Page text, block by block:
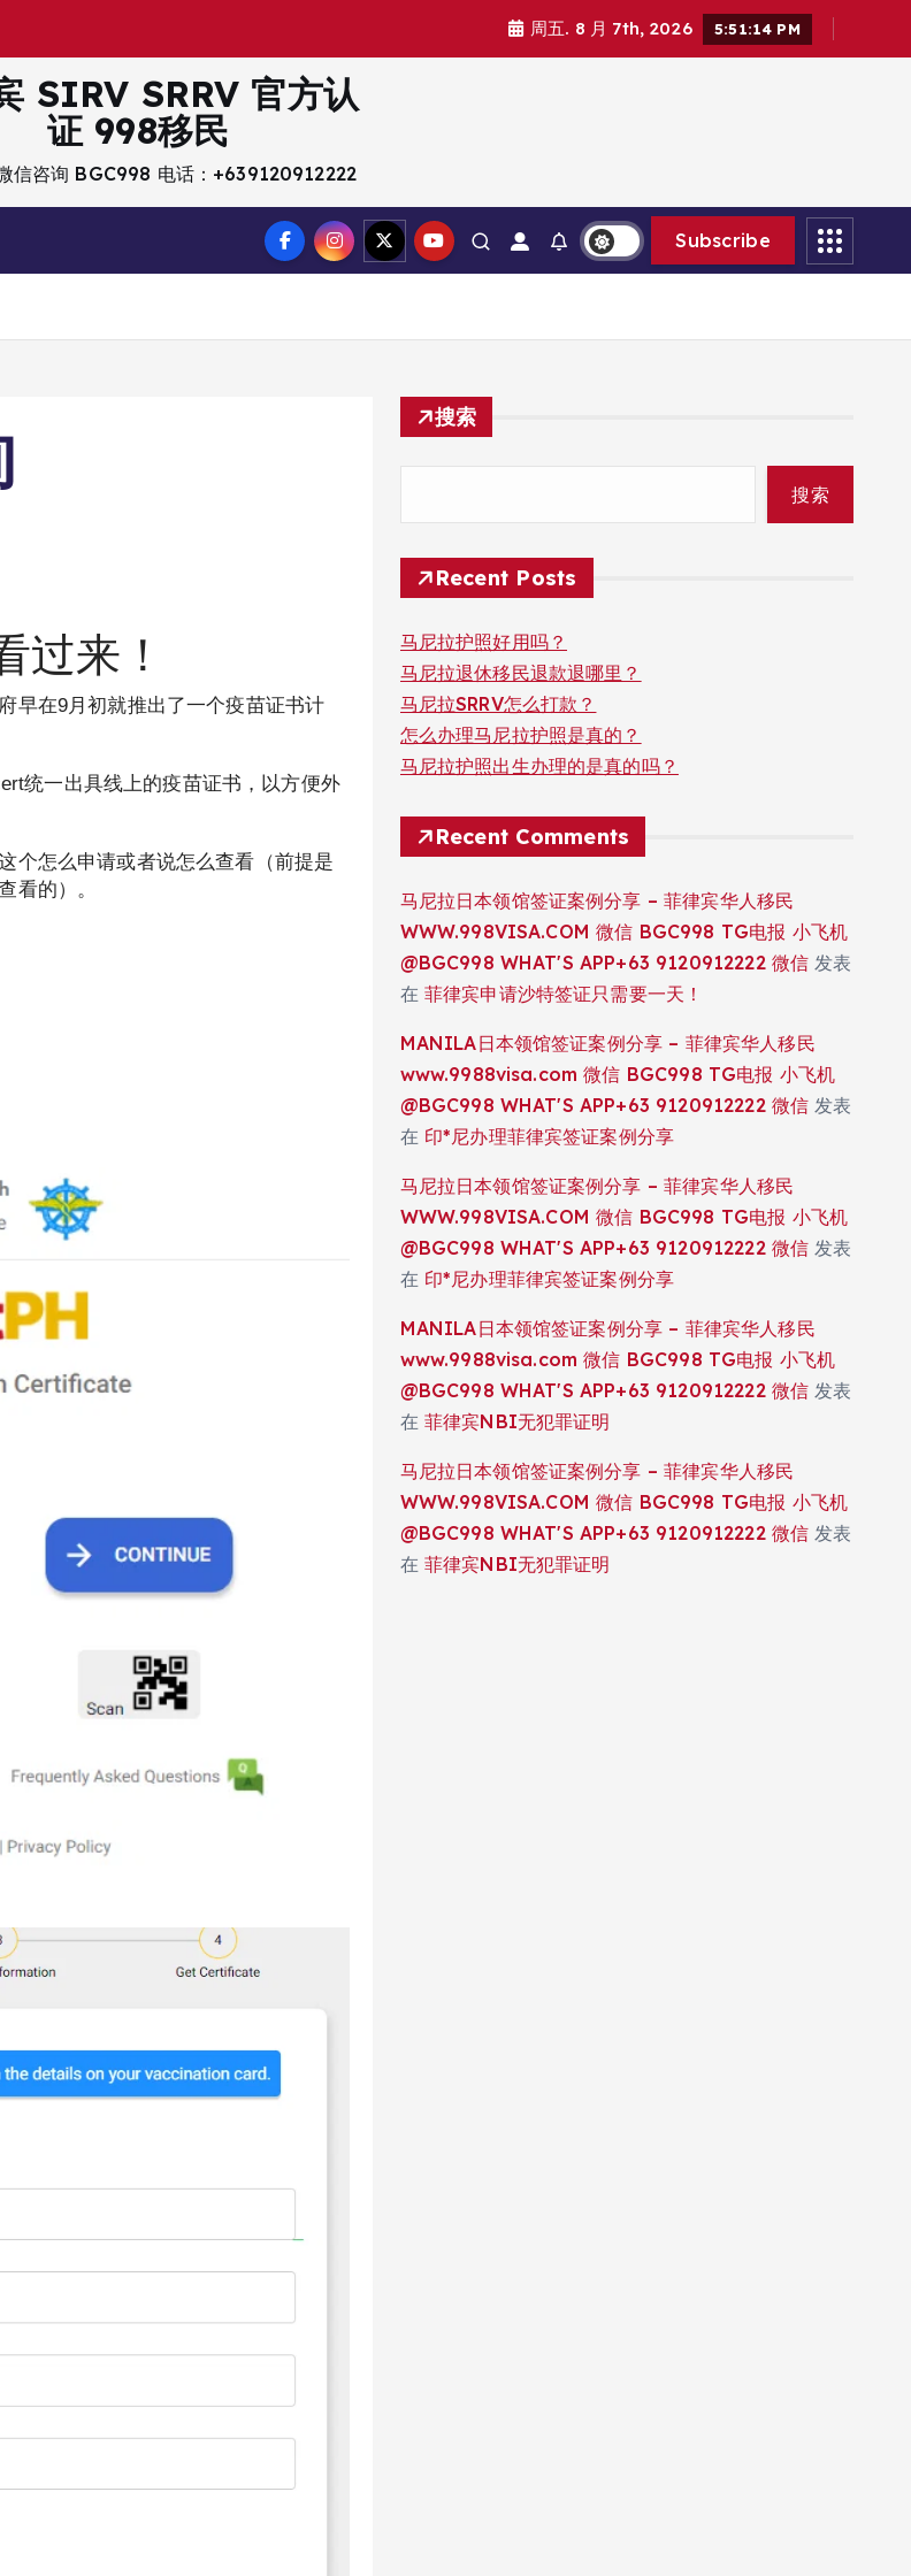
周五. 8 月 7th, 2026 5:51:15 PM
证 998移民
信咨询 BGC998 电话：+639120912222
Subscribe
过来！
早在9月初就推出了一个疫苗证书计
统一出具线上的疫苗证书，以方便外
个怎么申请或者说怎么查看（前提是
看的）。
搜索
搜索
Recent Posts
马尼拉护照好用吗？
马尼拉退休移民退款退哪里？
马尼拉SRRV怎么打款？
怎么办理马尼拉护照是真的？
马尼拉护照出生办理的是真的吗？
Recent Comments
马尼拉日本领馆签证案例分享 – 菲律宾华人移民
WWW.998VISA.COM 微信 BGC998 TG电报 小飞机
@BGC998 WHAT'S APP+63 9120912222 微信 发表
在 菲律宾申请沙特签证只需要一天！
MANILA日本领馆签证案例分享 – 菲律宾华人移民
www.9988visa.com 微信 BGC998 TG电报 小飞机
@BGC998 WHAT'S APP+63 9120912222 微信 发表
在 印*尼办理菲律宾签证案例分享
马尼拉日本领馆签证案例分享 – 菲律宾华人移民
WWW.998VISA.COM 微信 BGC998 TG电报 小飞机
@BGC998 WHAT'S APP+63 9120912222 微信 发表
在 印*尼办理菲律宾签证案例分享
MANILA日本领馆签证案例分享 – 菲律宾华人移民
www.9988visa.com 微信 BGC998 TG电报 小飞机
@BGC998 WHAT'S APP+63 9120912222 微信 发表
在 菲律宾NBI无犯罪证明
马尼拉日本领馆签证案例分享 – 菲律宾华人移民
WWW.998VISA.COM 微信 BGC998 TG电报 小飞机
@BGC998 WHAT'S APP+63 9120912222 微信 发表
在 菲律宾NBI无犯罪证明